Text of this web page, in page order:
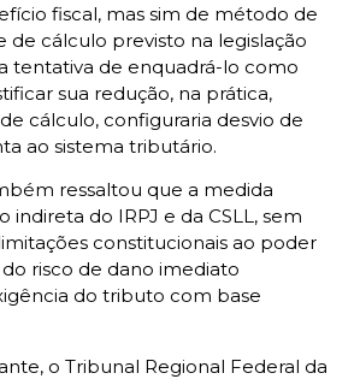
fiscal, mas sim de método de
de cálculo previsto na legislação
tentativa de enquadrá-lo como
sua redução, na prática,
cálculo, configuraria desvio de
ao sistema tributário.
ressaltou que a medida
indireta do IRPJ e da CSLL, sem
constitucionais ao poder
risco de dano imediato
do tributo com base
o Tribunal Regional Federal da